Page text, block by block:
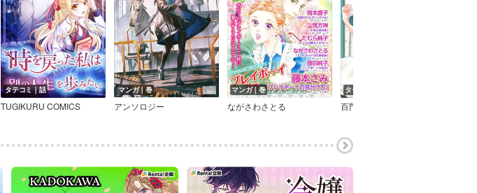
タテコミ｜話
TUGIKURU COMICS
マンガ｜巻
アンソロジー
マンガ｜巻
ながさわさとる
タテコミ｜話
百門一新